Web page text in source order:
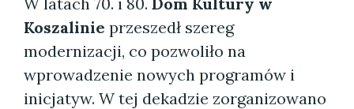
Koszalinie przeszedł szereg
modernizacji, co pozwoliło na
wprowadzenie nowych programów i
inicjatyw. W tej dekadzie zorganizowano